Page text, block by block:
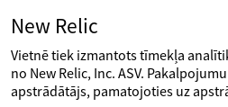
New Relic
Vietnē tiek izmantots tīmekļa
no New Relic, Inc. ASV.
apstrādātājs, pamatojoties uz